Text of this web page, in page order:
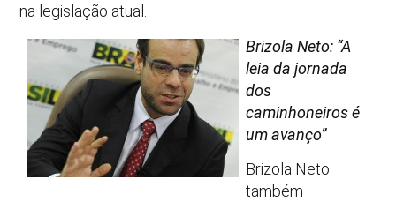
na legislação atual.
Brizola Neto: “A
leia da jornada
dos
caminhoneiros é
um avanço”
Brizola Neto
também